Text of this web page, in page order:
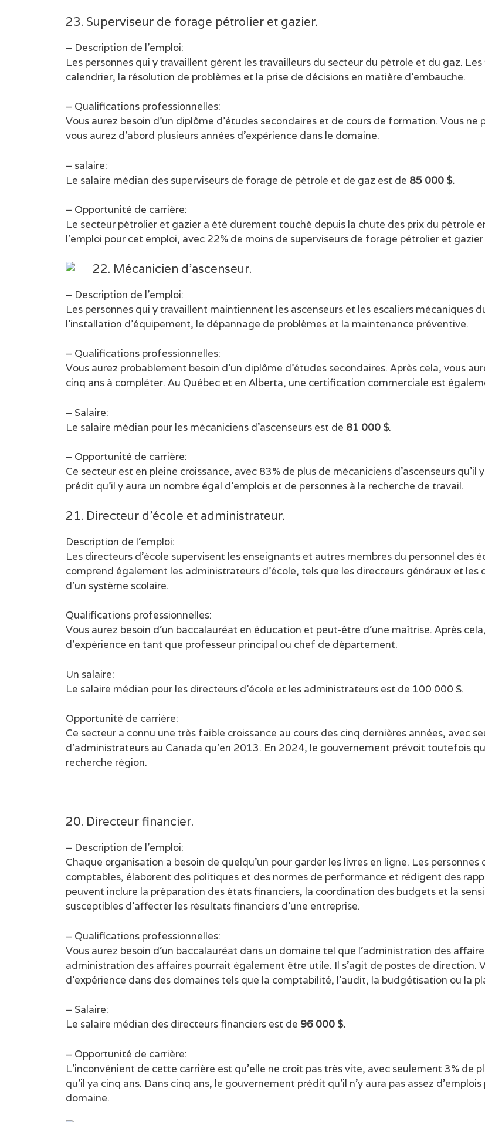
23. Superviseur de forage pétrolier et gazier.
– Description de l’emploi:
Les personnes qui y travaillent gèrent les travailleurs du secteur du pétrole et du gaz.
calendrier, la résolution de problèmes et la prise de décisions en matière d’embauche.
– Qualifications professionnelles:
Vous aurez besoin d’un diplôme d’études secondaires et de cours de formation. Vous
vous aurez d’abord plusieurs années d’expérience dans le domaine.
– salaire:
Le salaire médian des superviseurs de forage de pétrole et de gaz est de 85 000 $.
– Opportunité de carrière:
Le secteur pétrolier et gazier a été durement touché depuis la chute des prix du pétrole
l’emploi pour cet emploi, avec 22% de moins de superviseurs de forage pétrolier et gazier
22. Mécanicien d’ascenseur.
– Description de l’emploi:
Les personnes qui y travaillent maintiennent les ascenseurs et les escaliers mécaniques
l’installation d’équipement, le dépannage de problèmes et la maintenance préventive.
– Qualifications professionnelles:
Vous aurez probablement besoin d’un diplôme d’études secondaires. Après cela, vous
cinq ans à compléter. Au Québec et en Alberta, une certification commerciale est
– Salaire:
Le salaire médian pour les mécaniciens d’ascenseurs est de 81 000 $.
– Opportunité de carrière:
Ce secteur est en pleine croissance, avec 83% de plus de mécaniciens d’ascenseurs
prédit qu’il y aura un nombre égal d’emplois et de personnes à la recherche de travail.
21. Directeur d’école et administrateur.
Description de l’emploi:
Les directeurs d’école supervisent les enseignants et autres membres du personnel des
comprend également les administrateurs d’école, tels que les directeurs généraux et
d’un système scolaire.
Qualifications professionnelles:
Vous aurez besoin d’un baccalauréat en éducation et peut-être d’une maîtrise. Après
d’expérience en tant que professeur principal ou chef de département.
Un salaire:
Le salaire médian pour les directeurs d’école et les administrateurs est de 100 000 $.
Opportunité de carrière:
Ce secteur a connu une très faible croissance au cours des cinq dernières années, avec
d’administrateurs au Canada qu’en 2013. En 2024, le gouvernement prévoit toutefois
recherche région.
20. Directeur financier.
– Description de l’emploi:
Chaque organisation a besoin de quelqu’un pour garder les livres en ligne. Les
comptables, élaborent des politiques et des normes de performance et rédigent des
peuvent inclure la préparation des états financiers, la coordination des budgets et la
susceptibles d’affecter les résultats financiers d’une entreprise.
– Qualifications professionnelles:
Vous aurez besoin d’un baccalauréat dans un domaine tel que l’administration des
administration des affaires pourrait également être utile. Il s’agit de postes de direction.
d’expérience dans des domaines tels que la comptabilité, l’audit, la budgétisation ou la
– Salaire:
Le salaire médian des directeurs financiers est de 96 000 $.
– Opportunité de carrière:
L’inconvénient de cette carrière est qu’elle ne croît pas très vite, avec seulement 3% de
qu’il ya cinq ans. Dans cinq ans, le gouvernement prédit qu’il n’y aura pas assez
domaine.